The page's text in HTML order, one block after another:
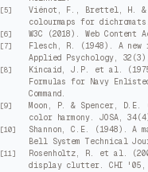
[5]
Viénot, F., Brettel, H.
colourmaps for dichromats.
[6] W3C (2018). Web
[7]
Flesch, R. (1948). A
Applied Psychology,
[8]
Kincaid, J.P. et al.
Formulas for Navy
Command.
[9]
Moon, P. & Spencer,
color harmony. JOSA,
[10]
Shannon, C.E. (1948). A
Bell System Technical
[11]
Rosenholtz, R. et al.
display clutter. CHI '05,